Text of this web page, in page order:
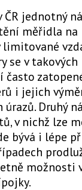
jednotný
měřidla na
limitované
se v
často
i jejich
Druhý
v nichž lze
bývá i lépe
možnosti